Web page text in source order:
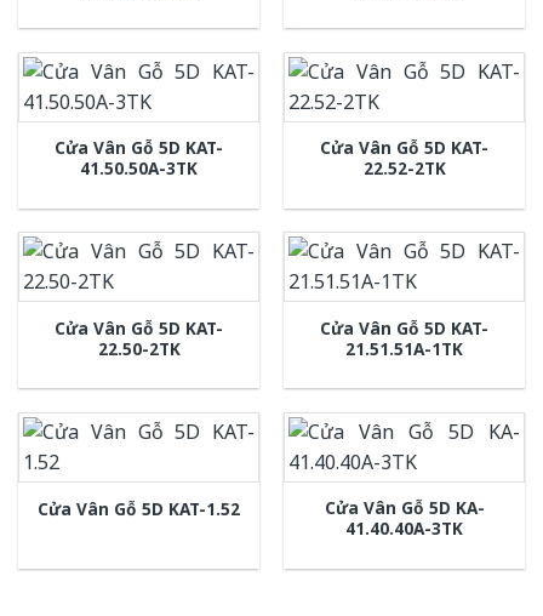
Cửa Vân Gỗ 5D KAT-
41.50.50A-3TK
Cửa Vân Gỗ 5D KAT-
22.52-2TK
Cửa Vân Gỗ 5D KAT-
22.50-2TK
Cửa Vân Gỗ 5D KAT-
21.51.51A-1TK
Cửa Vân Gỗ 5D KAT-1.52
Cửa Vân Gỗ 5D KA-
41.40.40A-3TK